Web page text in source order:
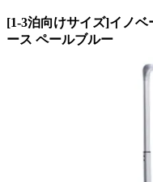
[1-3泊向けサイズ]イノ
ース ペールブルー